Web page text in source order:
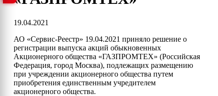
19.04.2021
АО «Сервис-Реестр» 19.04.2021 приняло решение о
регистрации выпуска акций обыкновенных
Акционерного общества «ГАЗПРОМТЕХ» (Российская
Федерация, город Москва), подлежащих размещению
при учреждении акционерного общества путем
приобретения единственным учредителем
акционерного общества.